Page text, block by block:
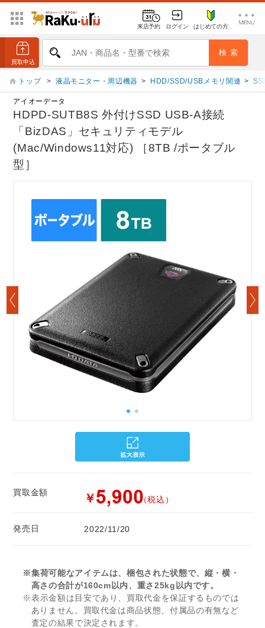
来店予約 ログイン はじめての方
トップ > 液晶モニター・周辺機器 > HDD/SSD/USBメモリ関連 >
アイオーデータ
HDPD-SUTB8S 外付けSSD USB-A接続
「BizDAS」セキュリティモデル
(Mac/Windows11対応) ［8TB /ポータブル
型］
買取金額 ￥ （税込）
発売日 2022/11/20
※集荷可能なアイテムは、梱包された状態で、縦・横・
高さの合計が160cm以内、重さ25kg以内です。
※表示金額は目安であり、買取代金を保証するものでは
ありません。買取代金は商品状態、付属品の有無など
査定の結果で決定されます。